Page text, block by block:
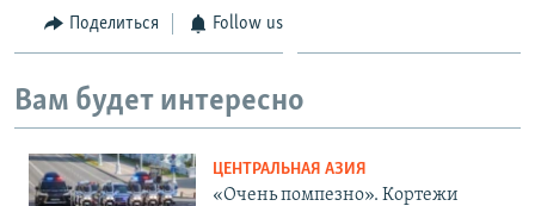
Поделиться Follow us
Вам будет интересно
ЦЕНТРАЛЬНАЯ АЗИЯ
«Очень помпезно». Кортежи